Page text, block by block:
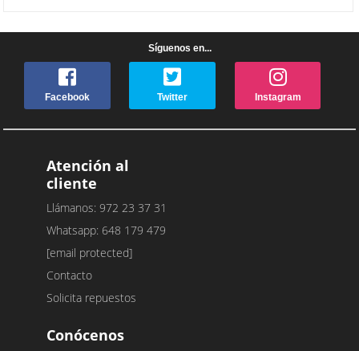
Síguenos en...
Facebook Twitter Instagram
Atención al
cliente
Llámanos: 972 23 37 31
Whatsapp: 648 179 479
[email protected]
Contacto
Solicita repuestos
Conócenos